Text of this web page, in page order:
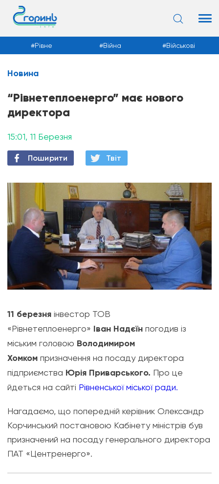
Новини
Рівне Війна Військові
Новина
“Рівнетеплоенерго” має нового
директора
15:01, 11 Березня
Поширити Твiт
11 березня інвестор ТОВ
«Рівнетеплоенерго» Іван Надєїн погодив із
міським головою Володимиром
Хомком призначення на посаду директора
підприємства Юрія Приварського. Про це
йдеться на сайті Рівненської міської ради.
Нагадаємо, що попередній керівник Олександр
Корчинський постановою Кабінету міністрів був
призначений на посаду генерального директора
ПАТ «Центренерго».